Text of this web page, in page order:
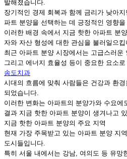
발해졌습니다.
장기적인 경제 회복과 함께 금리가 낮아
파트 분양을 선택하는 데 긍정적인 영향
이러한 배경 속에서 지금 핫한 아파트 분
자와 자산 형성에 대한 관심을 불러일으킵
최근 아파트 분양 시장에서는 고급스러
그리고 에너지 효율성 등이 중요한 요소
송도치과
시대의 흐름에 맞춰 사람들은 건강과 환
되었습니다.
이러한 변화는 아파트의 분양가와 수요에
결과 지금 핫한 아파트 분양이 생겨나고
지금 핫한 아파트 분양의 주요 지역
현재 가장 주목받고 있는 아파트 분양 지
도시들입니다.
특히 서울 내에서는 강남, 여의도 등 유망